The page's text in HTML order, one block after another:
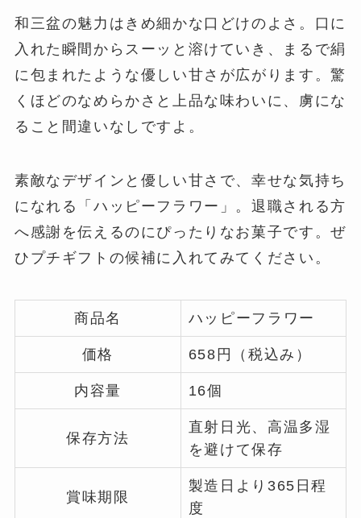
和三盆の魅力はきめ細かな口どけのよさ。口に
入れた瞬間からスーッと溶けていき、まるで絹
に包まれたような優しい甘さが広がります。驚
くほどのなめらかさと上品な味わいに、虜にな
ること間違いなしですよ。
素敵なデザインと優しい甘さで、幸せな気持ち
になれる「ハッピーフラワー」。退職される方
へ感謝を伝えるのにぴったりなお菓子です。ぜ
ひプチギフトの候補に入れてみてください。
商品名 ハッピーフラワー
価格 658円（税込み）
内容量 16個
保存方法
直射日光、高温多湿
を避けて保存
賞味期限
製造日より365日程
度